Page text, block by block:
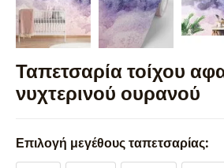
Ταπετσαρία τοίχου
νυχτερινού ουρανού
Επιλογή μεγέθους ταπετσαρίας: